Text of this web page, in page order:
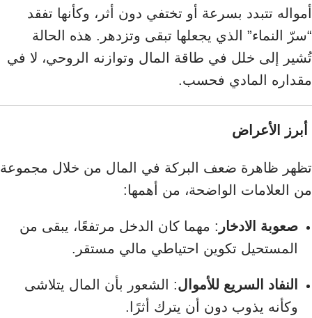
أمواله تتبدد بسرعة أو تختفي دون أثر، وكأنها تفقد
“سرّ النماء” الذي يجعلها تبقى وتزدهر. هذه الحالة
تُشير إلى خلل في طاقة المال وتوازنه الروحي، لا في
مقداره المادي فحسب.
أبرز الأعراض
تظهر ظاهرة ضعف البركة في المال من خلال مجموعة
من العلامات الواضحة، من أهمها:
صعوبة الادخار : مهما كان الدخل مرتفعًا، يبقى من
المستحيل تكوين احتياطي مالي مستقر.
النفاد السريع للأموال: الشعور بأن المال يتلاشى
وكأنه يذوب دون أن يترك أثرًا.